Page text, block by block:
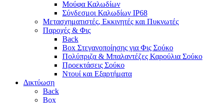
Μούφα Καλωδίων
Σύνδεσμοι Καλωδίων IP68
Μετασχηματιστές, Εκκινητές και Πυκνωτές
Παροχές & Φις
Back
Box Στεγανοποίησης για Φις Σούκο
Πολύπριζα & Μπαλαντέζες Καρούλια Σούκο
Προεκτάσεις Σούκο
Ντουί και Εξαρτήματα
Δικτύωση
Back
Box